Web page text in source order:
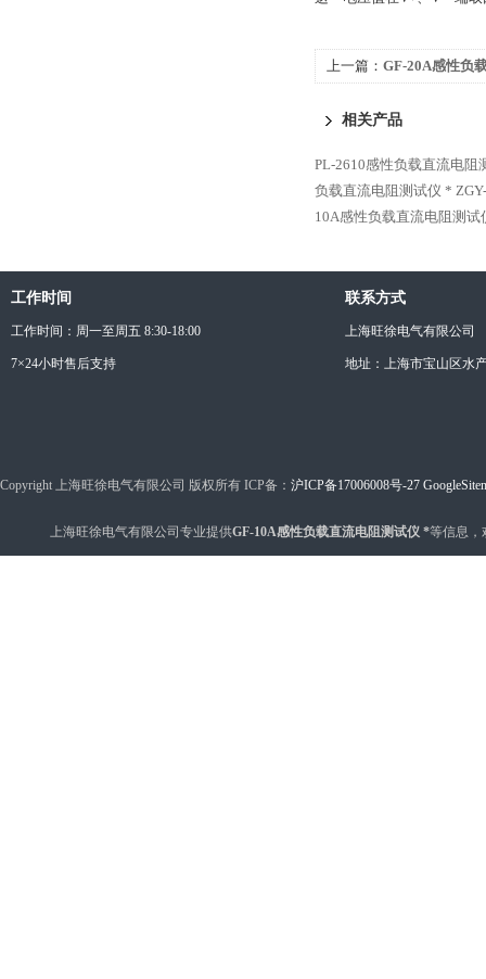
上一篇： GF-20A感性负
相关产品
PL-2610感性负载直流电阻
负载直流电阻测试仪 *
10A感性负载直流电阻测试
工作时间
工作时间：周一至周五 8:30-18:00
7×24小时售后支持
联系方式
上海旺徐电气有限公司
地址：上海市宝山区水
Copyright 上海旺徐电气有限公司 版权所有 ICP备： 沪ICP备17006008号-27
上海旺徐电气有限公司专业提供GF-10A感性负载直流电阻测试仪 *等信息，